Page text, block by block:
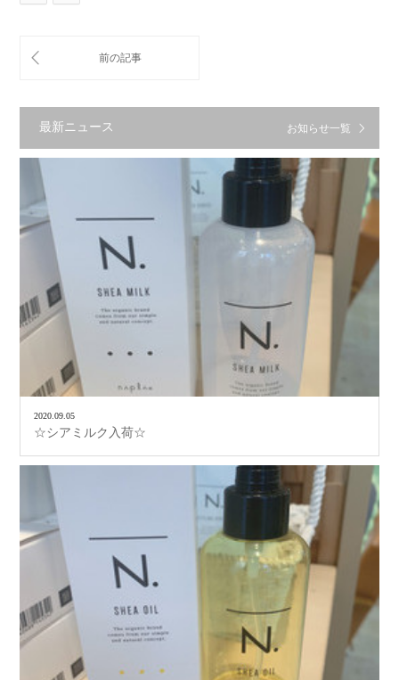
最新ニュース お知らせ一覧
2020.09.05
☆シアミルク入荷☆